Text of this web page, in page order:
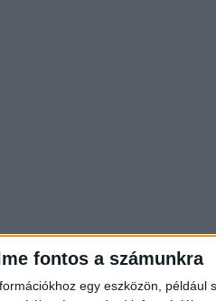
fontos a számunkra
egy eszközön, például
össze egy